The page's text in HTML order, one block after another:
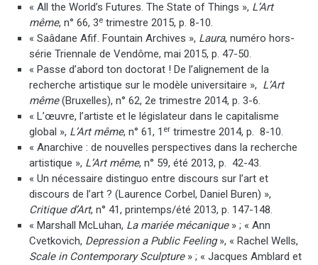
« All the World’s Futures. The State of Things », L’Art
même, n° 66, 3etrimestre 2015, p. 8-10.
« Saâdane Afif. Fountain Archives », Laura, numéro hors-
série Triennale de Vendôme, mai 2015, p. 47-50.
« Passe d’abord ton doctorat ! De l’alignement de la
recherche artistique sur le modèle universitaire », L’Art
même(Bruxelles), n° 62, 2e trimestre 2014, p. 3-6.
« L’œuvre, l’artiste et le législateur dans le capitalisme
global », L’Art même, n° 61, 1 ertrimestre 2014, p. 8-10.
« Anarchive : de nouvelles perspectives dans la recherche
artistique », L’Art même, n° 59, été 2013, p. 42-43.
« Un nécessaire distinguo entre discours sur l’art et
discours de l’art ? (Laurence Corbel, Daniel Buren) »,
Critique d’Art, n° 41, printemps/été 2013, p. 147-148.
« Marshall McLuhan, La mariée mécanique» ; « Ann
Cvetkovich, Depression a Public Feeling», « Rachel Wells,
Scale in Contemporary Sculpture» ; « Jacques Amblard et